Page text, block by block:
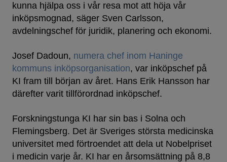
kunna hjälpa oss i vår resa mot att höja vår
inköpsmognad, säger Sven Carlsson,
avdelningschef för juridik, planering och ekonomi.
Josef Dadoun, numera chef inom Haninge
kommuns inköpsorganisation, var inköpschef på
KI fram till början av året. Hans Erik Hansson har
därefter varit tillförordnad inköpschef.
Forskningstunga KI har sin bas i Solna och
Flemingsberg. Det är Sveriges största medicinska
universitet med förtroendet att dela ut Nobelpriset
i medicin varje år. KI har en årsomsättning på 8,8